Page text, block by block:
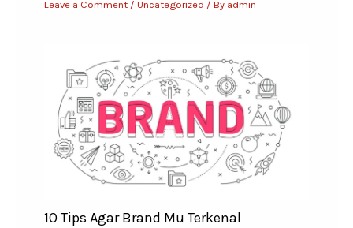
Leave a Comment / Uncategorized / By admin
10 Tips Agar Brand Mu Terkenal